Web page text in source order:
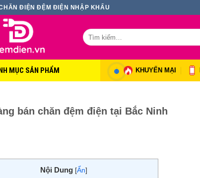
ĐIỆN ĐỆM ĐIỆN NHẬP KHẨU
Tìm
kiếm:
MỤC SẢN PHẨM KHUYẾN MẠI
bán chăn đệm điện tại Bắc Ninh
Nội Dung [Ẩn]